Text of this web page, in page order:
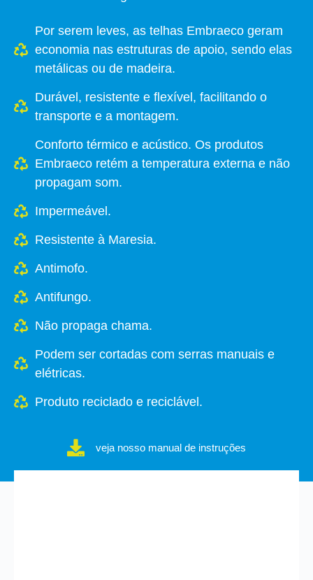
Por serem leves, as telhas Embraeco geram
economia nas estruturas de apoio, sendo elas
metálicas ou de madeira.
Durável, resistente e flexível, facilitando o
transporte e a montagem.
Conforto térmico e acústico. Os produtos
Embraeco retém a temperatura externa e não
propagam som.
Impermeável.
Resistente à Maresia.
Antimofo.
Antifungo.
Não propaga chama.
Podem ser cortadas com serras manuais e
elétricas.
Produto reciclado e reciclável.
veja nosso manual de instruções